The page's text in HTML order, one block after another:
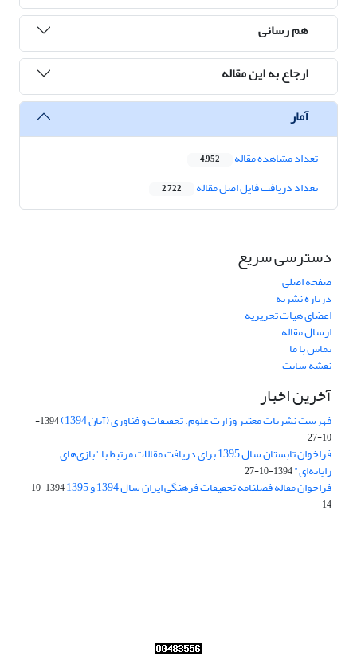
هم رسانی
ارجاع به این مقاله
آمار
تعداد مشاهده مقاله 4,952
تعداد دریافت فایل اصل مقاله 2,722
دسترسی سریع
صفحه اصلی
درباره نشریه
اعضای هیات تحریریه
ارسال مقاله
تماس با ما
نقشه سایت
آخرین اخبار
فهرست نشریات معتبر وزارت علوم، تحقیقات و فناوری (آبان 1394)
1394-
10-27
فراخوان تابستان سال 1395 برای دریافت مقالات مرتبط با "بازی‌های
رایانه‌ای"1394-10-27
فراخوان مقاله فصلنامه تحقیقات فرهنگی ایران سال 1394 و 1395
1394-10-
14